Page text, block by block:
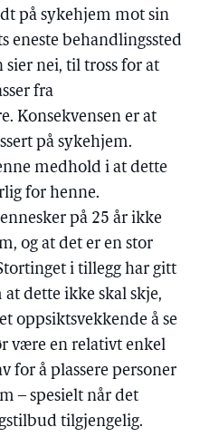
på sykehjem mot sin
eneste behandlingssted
nei, til tross for at
fra
Konsekvensen er at
på sykehjem.
medhold i at dette
for henne.
på 25 år ikke
og at det er en stor
i tillegg har gitt
dette ikke skal skje,
oppsiktsvekkende å se
være en relativt enkel
for å plassere personer
– spesielt når det
tilgjengelig.